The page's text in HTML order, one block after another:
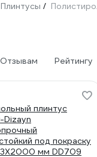
Плинтусы /
Отзывам Рейтингу